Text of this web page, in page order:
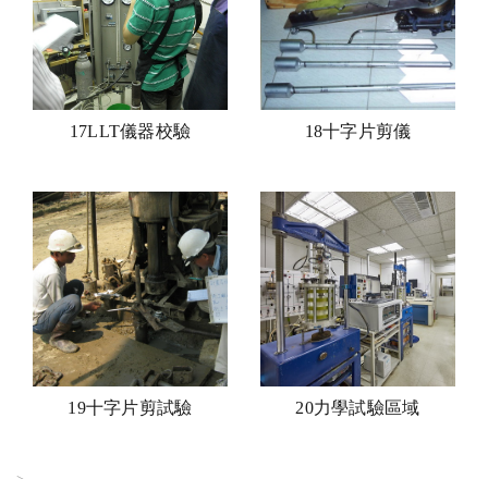
17LLT儀器校驗 18十字片剪儀
19十字片剪試驗 20力學試驗區域